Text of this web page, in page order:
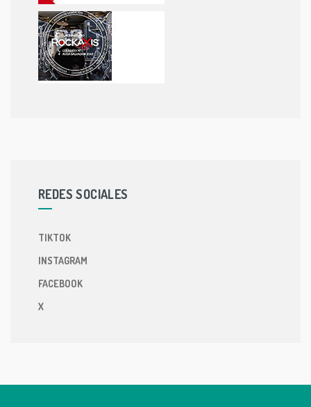
REDES SOCIALES
TIKTOK
INSTAGRAM
FACEBOOK
X